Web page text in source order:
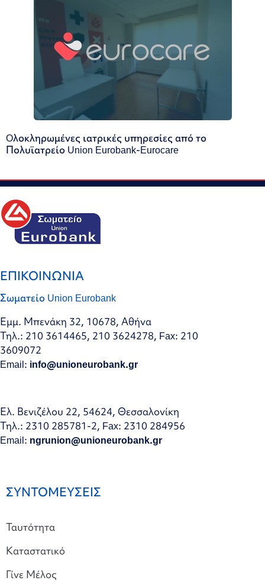
Oλοκληρωμένες ιατρικές υπηρεσίες από το
Πολυϊατρείο Union Eurobank-Eurocare
ΕΠΙΚΟΙΝΩΝΙΑ
Σωματείο Union Eurobank
Εμμ. Μπενάκη 32, 10678, Αθήνα
Τηλ.: 210 3614465, 210 3624278, Fax: 210
3609072
Email: info@unioneurobank.gr
Ελ. Βενιζέλου 22, 54624, Θεσσαλονίκη
Τηλ.: 2310 285781-2, Fax: 2310 284956
Email: ngrunion@unioneurobank.gr
ΣΥΝΤΟΜΕΥΣΕΙΣ
Ταυτότητα
Καταστατικό
Γίνε Μέλος